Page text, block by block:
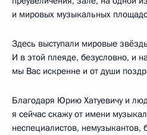
и мировых музыкальных
Здесь выступали мировые
И в этой плеяде, безусловно, и
мы Вас искренне и от души
Благодаря Юрию Хатуевичу и
я сейчас скажу от имени
неспециалистов, немузыкантов,